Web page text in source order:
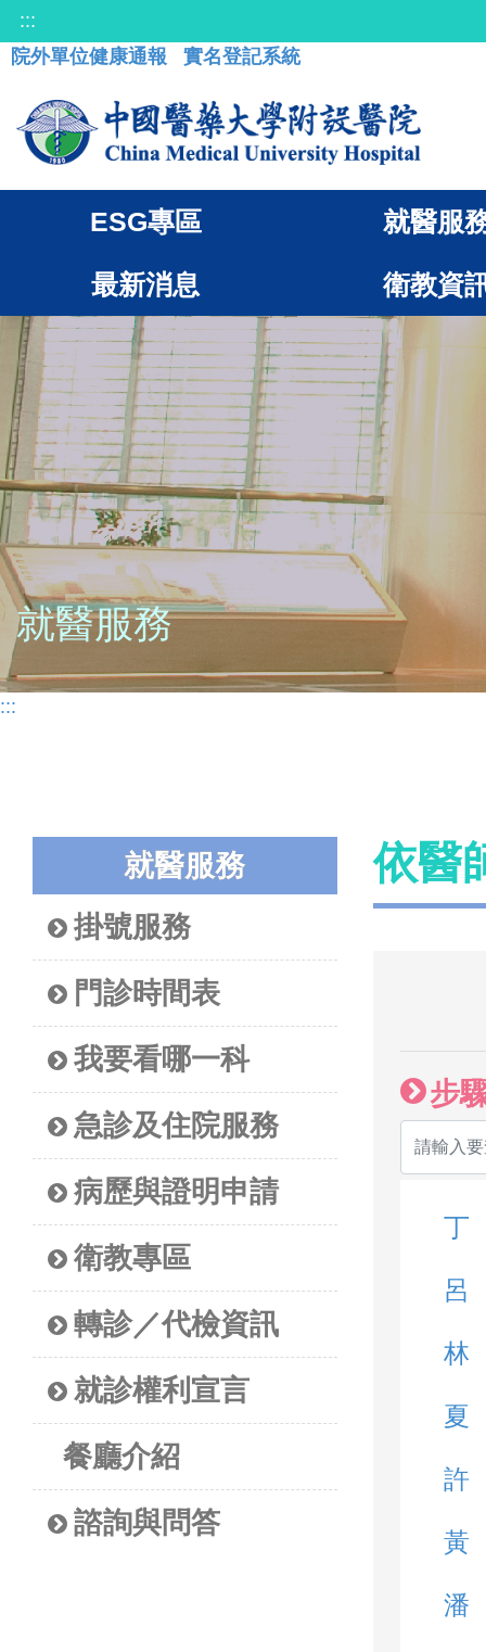
:::
院外單位健康通報
實名登記系統
ESG專區 就醫服
最新消息 衛教資
就醫服務
:::
就醫服務
掛號服務
門診時間表
我要看哪一科
急診及住院服務
病歷與證明申請
衛教專區
轉診／代檢資訊
就診權利宣言
餐廳介紹
諮詢與問答
依醫
步
丁
呂
林
夏
許
黃
潘